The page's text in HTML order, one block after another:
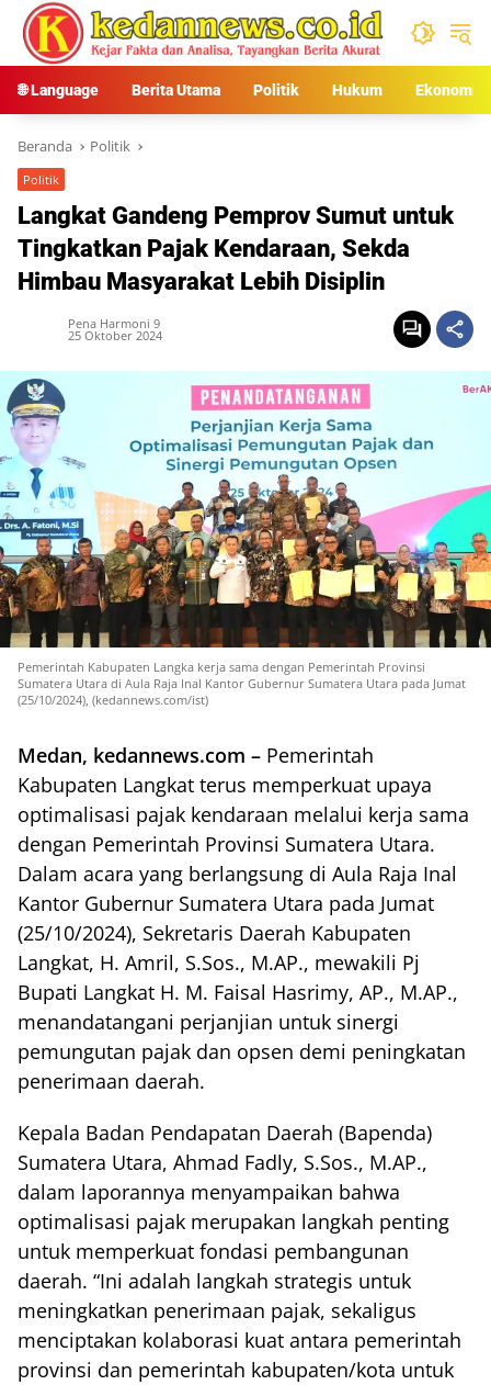
Langsung
konten
🌐 Language Berita Utama Politik Hukum Ekonomi
Beranda Politik
Politik
Langkat Gandeng Pemprov Sumut untuk
Tingkatkan Pajak Kendaraan, Sekda
Himbau Masyarakat Lebih Disiplin
Pena Harmoni 9
25 Oktober 2024
Pemerintah Kabupaten Langka kerja sama dengan Pemerintah Provinsi
Sumatera Utara di Aula Raja Inal Kantor Gubernur Sumatera Utara pada Jumat
(25/10/2024), (kedannews.com/ist)
Medan, kedannews.com – Pemerintah
Kabupaten Langkat terus memperkuat upaya
optimalisasi pajak kendaraan melalui kerja sama
dengan Pemerintah Provinsi Sumatera Utara.
Dalam acara yang berlangsung di Aula Raja Inal
Kantor Gubernur Sumatera Utara pada Jumat
(25/10/2024), Sekretaris Daerah Kabupaten
Langkat, H. Amril, S.Sos., M.AP., mewakili Pj
Bupati Langkat H. M. Faisal Hasrimy, AP., M.AP.,
menandatangani perjanjian untuk sinergi
pemungutan pajak dan opsen demi peningkatan
penerimaan daerah.
Kepala Badan Pendapatan Daerah (Bapenda)
Sumatera Utara, Ahmad Fadly, S.Sos., M.AP.,
dalam laporannya menyampaikan bahwa
optimalisasi pajak merupakan langkah penting
untuk memperkuat fondasi pembangunan
daerah. “Ini adalah langkah strategis untuk
meningkatkan penerimaan pajak, sekaligus
menciptakan kolaborasi kuat antara pemerintah
provinsi dan pemerintah kabupaten/kota untuk